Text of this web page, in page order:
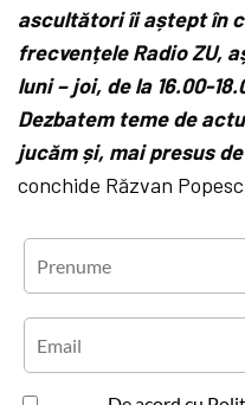
ascultători îi aștept în
frecvențele Radio ZU,
luni – joi, de la 16.00-
Dezbatem teme de
jucăm și, mai presus
conchide Răzvan